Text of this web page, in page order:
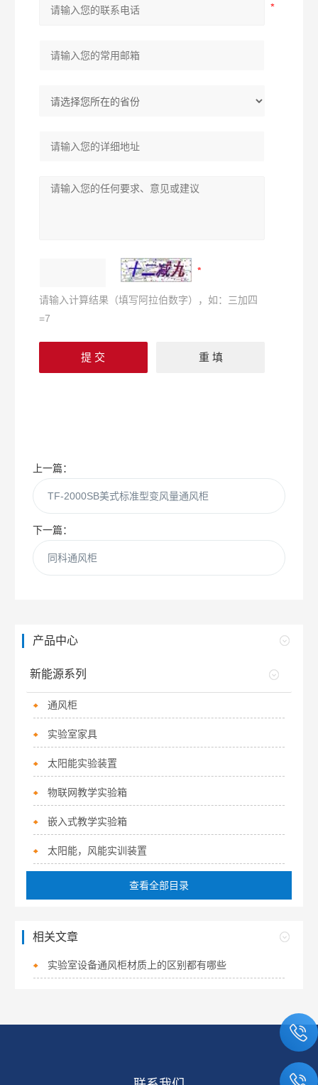
请输入计算结果（填写阿拉伯数字），如：三加四
=7
上一篇：
TF-2000SB美式标准型变风量通风柜
下一篇：
同科通风柜
产品中心
新能源系列
通风柜
实验室家具
太阳能实验装置
物联网教学实验箱
嵌入式教学实验箱
太阳能，风能实训装置
查看全部目录
相关文章
实验室设备通风柜材质上的区别都有哪些